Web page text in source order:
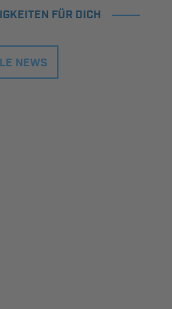
FÜR DICH
NEWS